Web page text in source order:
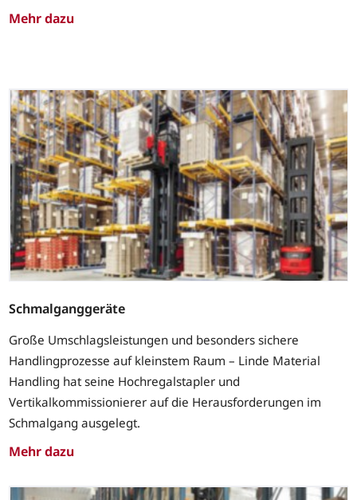
Mehr dazu
Schmalganggeräte
Große Umschlagsleistungen und besonders sichere
Handlingprozesse auf kleinstem Raum – Linde Material
Handling hat seine Hochregalstapler und
Vertikalkommissionierer auf die Herausforderungen im
Schmalgang ausgelegt.
Mehr dazu